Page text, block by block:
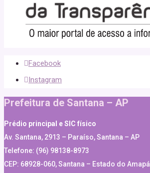
Facebook
Instagram
Prefeitura de Santana – AP
Prédio principal e SIC físico
Av. Santana, 2913 – Paraíso, Santana – AP
Telefone: (96) 98138-8973
CEP: 68928-060, Santana – Estado do Amapá